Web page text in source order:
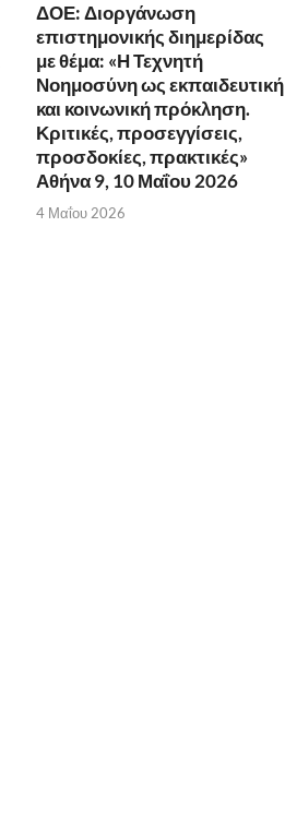
ΔΟΕ: Διοργάνωση
επιστημονικής διημερίδας
με θέμα: «Η Τεχνητή
Νοημοσύνη ως εκπαιδευτική
και κοινωνική πρόκληση.
Κριτικές, προσεγγίσεις,
προσδοκίες, πρακτικές»
Αθήνα 9, 10 Μαΐου 2026
4 Μαΐου 2026